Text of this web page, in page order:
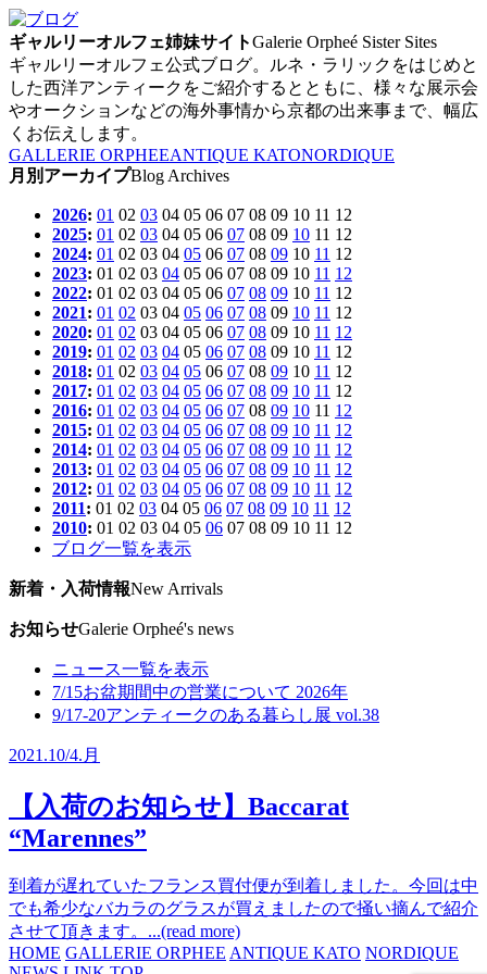
ギャルリーオルフェ姉妹サイトGalerie Orpheé Sister Sites
ギャルリーオルフェ公式ブログ。ルネ・ラリックをはじめと
した西洋アンティークをご紹介するとともに、様々な展示会
やオークションなどの海外事情から京都の出来事まで、幅広
くお伝えします。
GALLERIE ORPHEEANTIQUE KATONORDIQUE
月別アーカイプBlog Archives
2026: 01 02 03 04 05 06 07 08 09 10 11 12
2025: 01 02 03 04 05 06 07 08 09 10 11 12
2024: 01 02 03 04 05 06 07 08 09 10 11 12
2023: 01 02 03 04 05 06 07 08 09 10 11 12
2022: 01 02 03 04 05 06 07 08 09 10 11 12
2021: 01 02 03 04 05 06 07 08 09 10 11 12
2020: 01 02 03 04 05 06 07 08 09 10 11 12
2019: 01 02 03 04 05 06 07 08 09 10 11 12
2018: 01 02 03 04 05 06 07 08 09 10 11 12
2017: 01 02 03 04 05 06 07 08 09 10 11 12
2016: 01 02 03 04 05 06 07 08 09 10 11 12
2015: 01 02 03 04 05 06 07 08 09 10 11 12
2014: 01 02 03 04 05 06 07 08 09 10 11 12
2013: 01 02 03 04 05 06 07 08 09 10 11 12
2012: 01 02 03 04 05 06 07 08 09 10 11 12
2011: 01 02 03 04 05 06 07 08 09 10 11 12
2010: 01 02 03 04 05 06 07 08 09 10 11 12
ブログ一覧を表示
新着・入荷情報New Arrivals
お知らせGalerie Orpheé's news
ニュース一覧を表示
7/15お盆期間中の営業について 2026年
9/17-20アンティークのある暮らし展 vol.38
2021.10/4. 月
【入荷のお知らせ】Baccarat
“Marennes”
到着が遅れていたフランス買付便が到着しました。今回は中
でも希少なバカラのグラスが買えましたので掻い摘んで紹介
させて頂きます。...(read more)
HOME GALLERIE ORPHEE ANTIQUE KATO NORDIQUE